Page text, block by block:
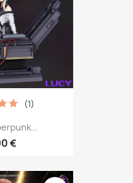
€
(1)